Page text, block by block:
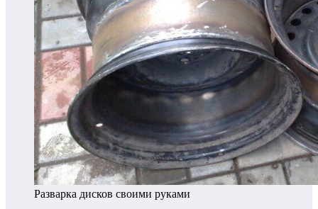
Разварка дисков своими руками